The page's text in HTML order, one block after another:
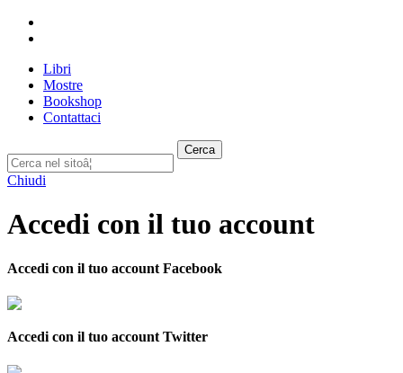
Libri
Mostre
Bookshop
Contattaci
Cerca
Chiudi
Accedi con il tuo account
Accedi con il tuo account Facebook
Accedi con il tuo account Twitter